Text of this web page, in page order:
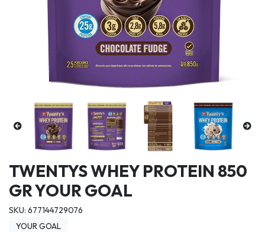
TWENTYS WHEY PROTEIN 850
GR YOUR GOAL
SKU: 677144729076
YOUR GOAL